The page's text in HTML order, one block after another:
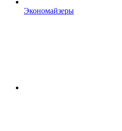
Экономайзеры